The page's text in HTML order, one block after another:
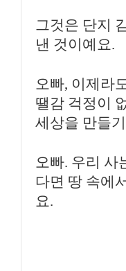
그것은 단지
낸 것이예요.
오빠, 이제라
땔감 걱정이
세상을 만들
오빠. 우리 사
다면 땅 속에
요.